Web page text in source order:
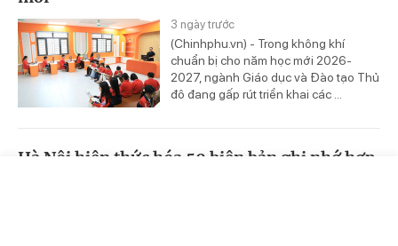
3 ngày trước
(Chinhphu.vn) - Trong không khí
chuẩn bị cho năm học mới 2026-
2027, ngành Giáo dục và Đào tạo Thủ
đô đang gấp rút triển khai các ...
Hà Nội hiện thức hóa 50 biên bản ghi nhớ hợp